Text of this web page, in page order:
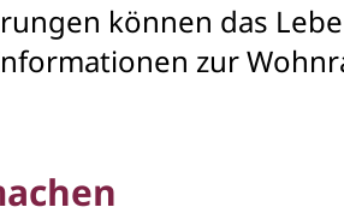
können das
zur